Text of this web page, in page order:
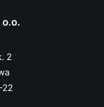
o.o.
2
22